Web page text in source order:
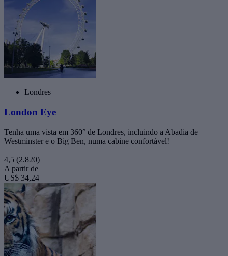
Londres
London Eye
Tenha uma vista em 360° de Londres, incluindo a Abadia de
Westminster e o Big Ben, numa cabine confortável!
4,5 (2.820)
A partir de
US$ 34,24